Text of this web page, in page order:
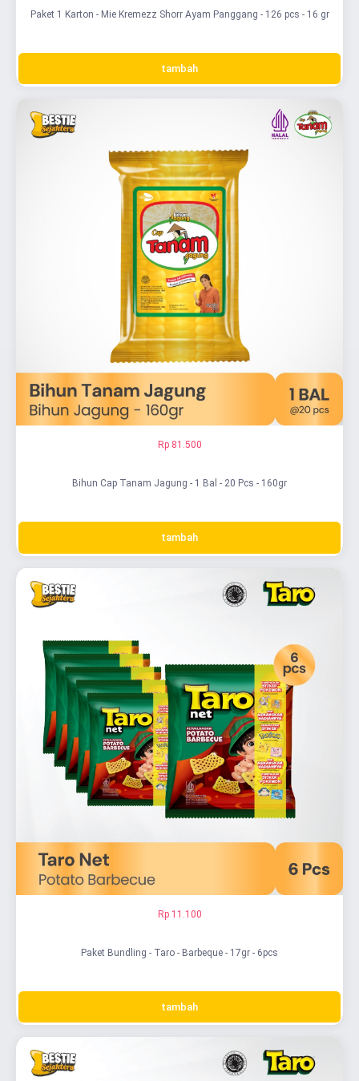
Paket 1 Karton - Mie Kremezz Shorr Ayam Panggang - 126 pcs - 16 gr
tambah
Rp 81.500
Bihun Cap Tanam Jagung - 1 Bal - 20 Pcs - 160gr
tambah
Rp 11.100
Paket Bundling - Taro - Barbeque - 17gr - 6pcs
tambah